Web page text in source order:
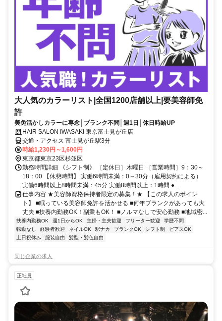
大人気のカラーリスト|全国1200店舗以上|要美容師免
許
美免活かしカラーに専念│ブランク不問│週1日│休日時給UP
HAIR SALON IWASAKI 東京富士見が丘店
交通・アクセス 富士見が丘駅3分
時給1,230円～1,600円
東京都東京23区杉並区
勤務時間詳細 《シフト制》 ［定休日］木曜日 ［営業時間］9：30～
18：00 【休憩時間】 実働6時間未満：0～30分（雇用契約による）
実働6時間以上8時間未満：45分 実働8時間以上：1時間 ●...
仕事内容 ★美容師資格保持者限定の募集！★ 【この求人のポイン
ト】 ■眠っている美容師免許を活かせる ■何年ブランクがあっても大
丈夫 ■扶養内勤務OK！副業もOK！ ■ノルマなしで安心勤務 ■地域密...
扶養内勤務OK 週1日からOK 主婦・主夫歓迎 フリーター歓迎
学歴不問
転勤なし
経験者歓迎 ネイルOK 駅ナカ ブランクOK シフト制
ピアスOK
土日祝休み
服装自由 髪型・髪色自由
同じ企業の求人
正社員